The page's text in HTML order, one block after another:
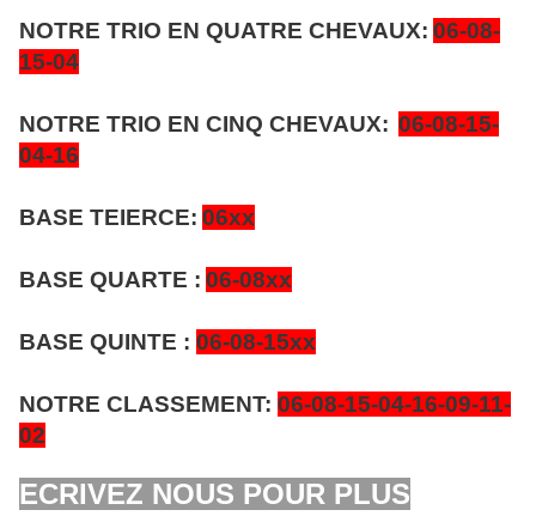
NOTRE TRIO EN QUATRE CHEVAUX: 06-08-
15-04
NOTRE TRIO EN CINQ CHEVAUX: 06-08-15-
04-16
BASE TEIERCE: 06xx
BASE QUARTE : 06-08xx
BASE QUINTE : 06-08-15xx
NOTRE CLASSEMENT: 06-08-15-04-16-09-11-
02
ECRIVEZ NOUS POUR PLUS